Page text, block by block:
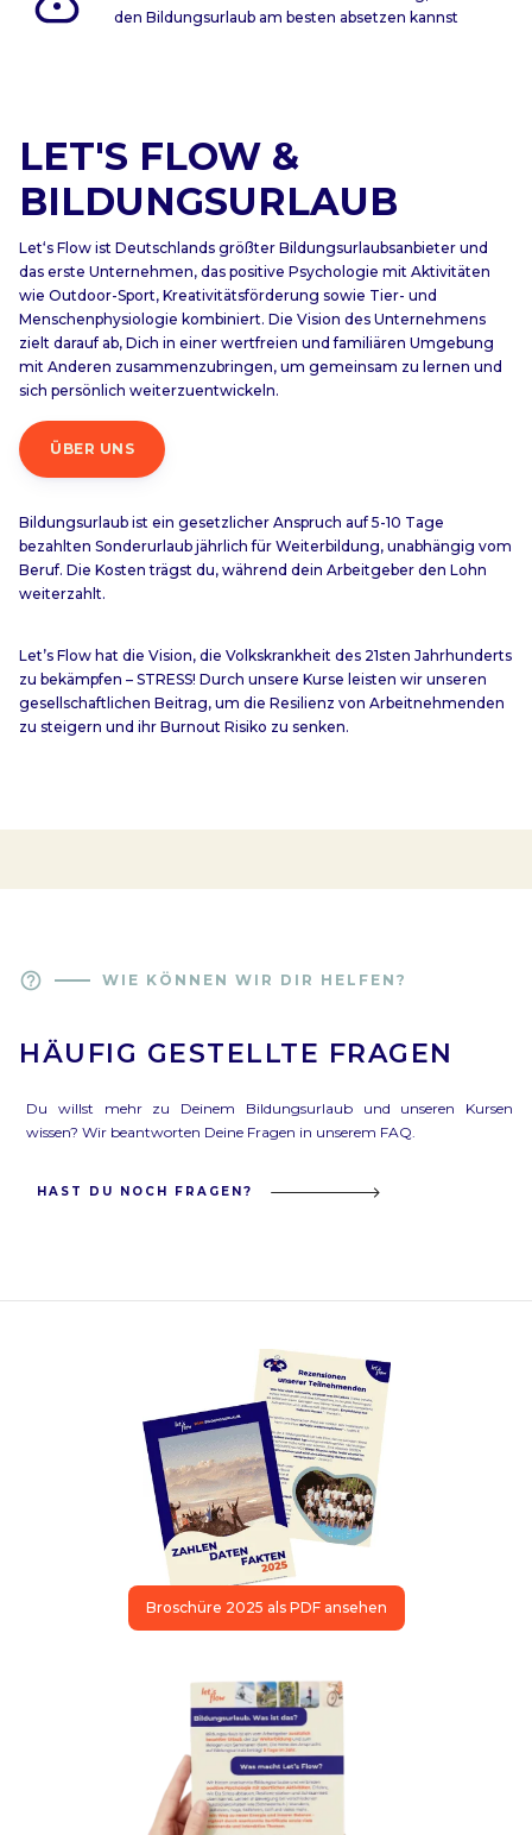
den Bildungsurlaub am besten absetzen kannst
LET'S FLOW &
BILDUNGSURLAUB
Let‘s Flow ist Deutschlands größter Bildungsurlaubsanbieter und
das erste Unternehmen, das positive Psychologie mit Aktivitäten
wie Outdoor-Sport, Kreativitätsförderung sowie Tier- und
Menschenphysiologie kombiniert. Die Vision des Unternehmens
zielt darauf ab, Dich in einer wertfreien und familiären Umgebung
mit Anderen zusammenzubringen, um gemeinsam zu lernen und
sich persönlich weiterzuentwickeln.
ÜBER UNS
Bildungsurlaub ist ein gesetzlicher Anspruch auf 5-10 Tage
bezahlten Sonderurlaub jährlich für Weiterbildung, unabhängig vom
Beruf. Die Kosten trägst du, während dein Arbeitgeber den Lohn
weiterzahlt.
Let’s Flow hat die Vision, die Volkskrankheit des 21sten Jahrhunderts
zu bekämpfen – STRESS! Durch unsere Kurse leisten wir unseren
gesellschaftlichen Beitrag, um die Resilienz von Arbeitnehmenden
zu steigern und ihr Burnout Risiko zu senken.
help_outline WIE KÖNNEN WIR DIR HELFEN?
HÄUFIG GESTELLTE FRAGEN
Du willst mehr zu Deinem Bildungsurlaub und unseren Kursen
wissen? Wir beantworten Deine Fragen in unserem FAQ.
HAST DU NOCH FRAGEN?
Broschüre 2025 als PDF ansehen